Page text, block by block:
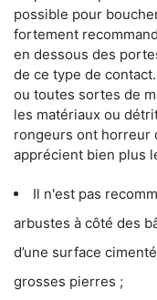
possible pour
fortement
en dessous des
de ce type de
ou toutes sortes de
les matériaux ou
rongeurs ont horreur
apprécient bien plus
Il n'est pas
arbustes à côté des
d’une surface
grosses pierres ;